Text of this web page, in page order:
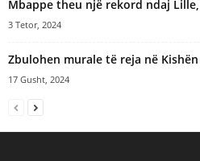
Mbappe theu një rekord ndaj
3 Tetor, 2024
Zbulohen murale të reja në
17 Gusht, 2024